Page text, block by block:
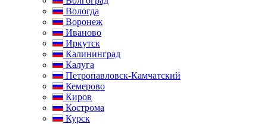
Вологда
Воронеж
Иваново
Иркутск
Калининград
Калуга
Петропавловск-Камчатский
Кемерово
Киров
Кострома
Курск